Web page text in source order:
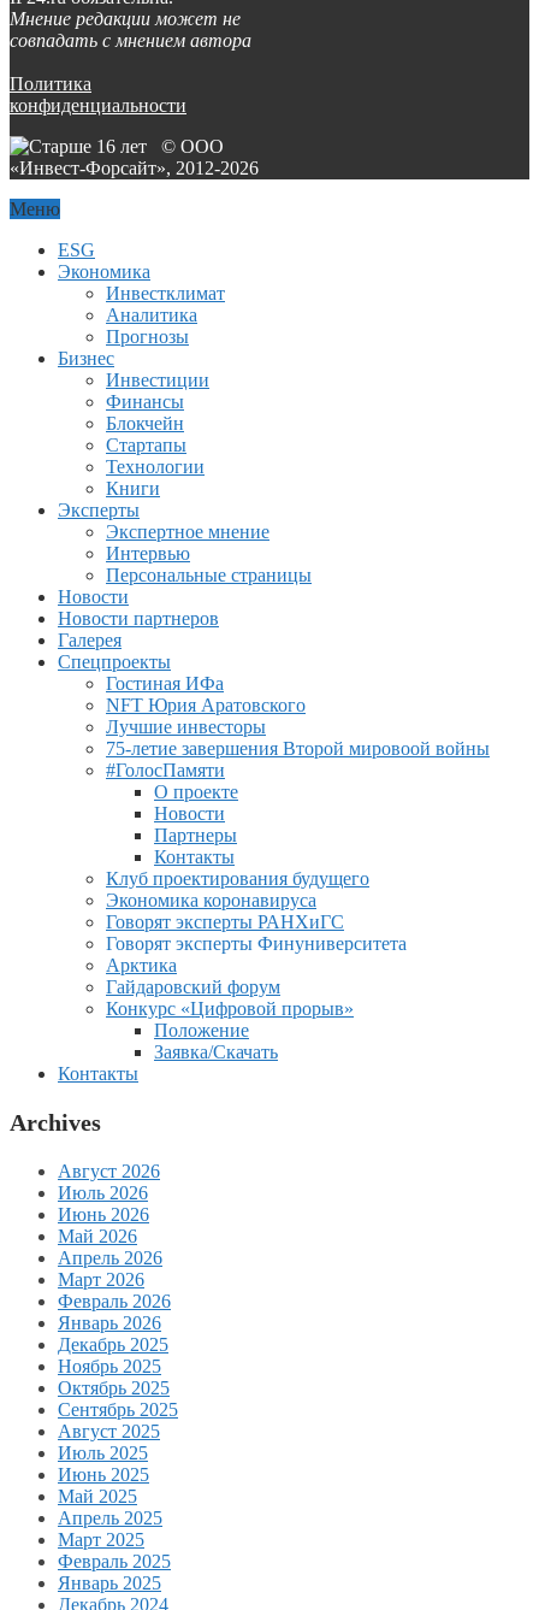
Мнение редакции может не
совпадать с мнением автора
Политика
конфиденциальности
© ООО
«Инвест-Форсайт», 2012-2026
Меню
ESG
Экономика
Инвестклимат
Аналитика
Прогнозы
Бизнес
Инвестиции
Финансы
Блокчейн
Стартапы
Технологии
Книги
Эксперты
Экспертное мнение
Интервью
Персональные страницы
Новости
Новости партнеров
Галерея
Спецпроекты
Гостиная ИФа
NFT Юрия Аратовского
Лучшие инвесторы
75-летие завершения Второй мировоой войны
#ГолосПамяти
О проекте
Новости
Партнеры
Контакты
Клуб проектирования будущего
Экономика коронавируса
Говорят эксперты РАНХиГС
Говорят эксперты Финуниверситета
Арктика
Гайдаровский форум
Конкурс «Цифровой прорыв»
Положение
Заявка/Скачать
Контакты
Archives
Август 2026
Июль 2026
Июнь 2026
Май 2026
Апрель 2026
Март 2026
Февраль 2026
Январь 2026
Декабрь 2025
Ноябрь 2025
Октябрь 2025
Сентябрь 2025
Август 2025
Июль 2025
Июнь 2025
Май 2025
Апрель 2025
Март 2025
Февраль 2025
Январь 2025
Декабрь 2024